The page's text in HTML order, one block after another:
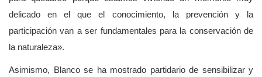
delicado en el que el conocimiento, la prevención y la
participación van a ser fundamentales para la conservación de
la naturaleza».
Asimismo, Blanco se ha mostrado partidario de sensibilizar y